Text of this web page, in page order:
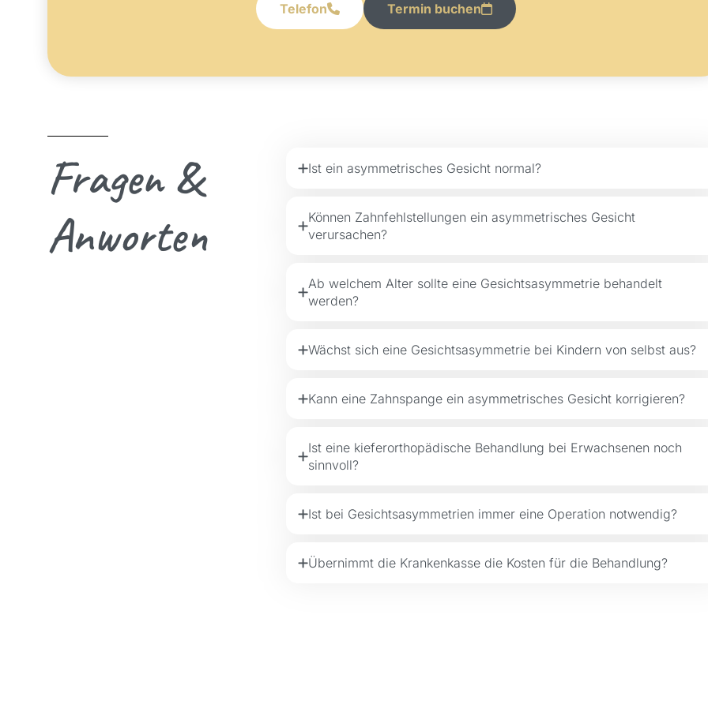
Telefon Termin buchen
Fragen &
Anworten
Ist ein asymmetrisches Gesicht normal?
Können Zahnfehlstellungen ein asymmetrisches Gesicht
verursachen?
Ab welchem Alter sollte eine Gesichtsasymmetrie behandelt
werden?
Wächst sich eine Gesichtsasymmetrie bei Kindern von selbst aus?
Kann eine Zahnspange ein asymmetrisches Gesicht korrigieren?
Ist eine kieferorthopädische Behandlung bei Erwachsenen noch
sinnvoll?
Ist bei Gesichtsasymmetrien immer eine Operation notwendig?
Übernimmt die Krankenkasse die Kosten für die Behandlung?